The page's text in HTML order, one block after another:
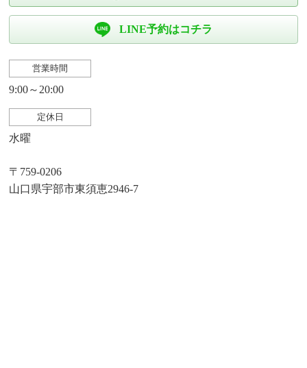
LINE予約はコチラ
営業時間
9:00～20:00
定休日
水曜
〒759-0206
山口県宇部市東須恵2946-7